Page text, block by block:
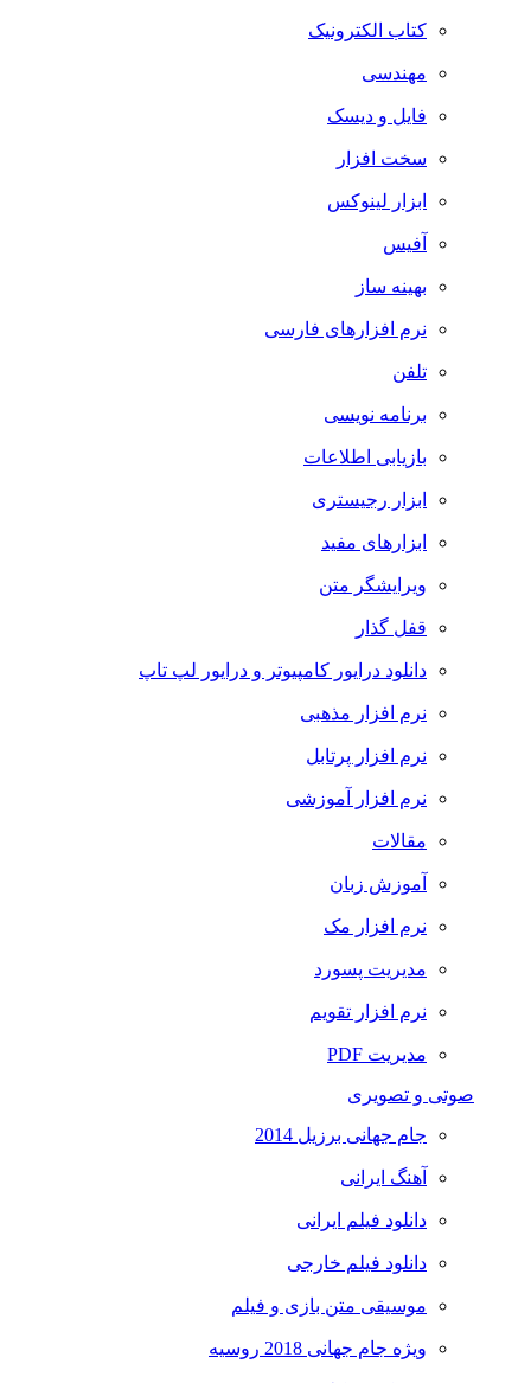
کتاب الکترونیک
مهندسی
فایل و دیسک
سخت افزار
ابزار لینوکس
آفیس
بهینه ساز
نرم افزارهای فارسی
تلفن
برنامه نویسی
بازیابی اطلاعات
ابزار رجیستری
ابزارهای مفید
ویرایشگر متن
قفل گذار
دانلود درایور کامپیوتر و درایور لپ تاپ
نرم افزار مذهبی
نرم افزار پرتابل
نرم افزار آموزشی
مقالات
آموزش زبان
نرم افزار مک
مدیریت پسورد
نرم افزار تقویم
مدیریت PDF
صوتی و تصویری
جام جهانی برزیل 2014
آهنگ ایرانی
دانلود فیلم ایرانی
دانلود فیلم خارجی
موسیقی متن بازی و فیلم
ویژه جام جهانی 2018 روسیه